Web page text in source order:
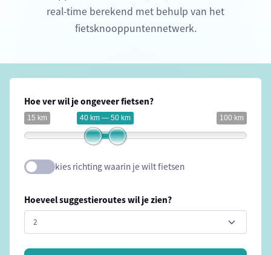
real-time berekend met behulp van het
fietsknooppuntennetwerk.
Hoe ver wil je ongeveer fietsen?
15 km 100 km
40 km — 50 km
kies richting waarin je wilt fietsen
Hoeveel suggestieroutes wil je zien?